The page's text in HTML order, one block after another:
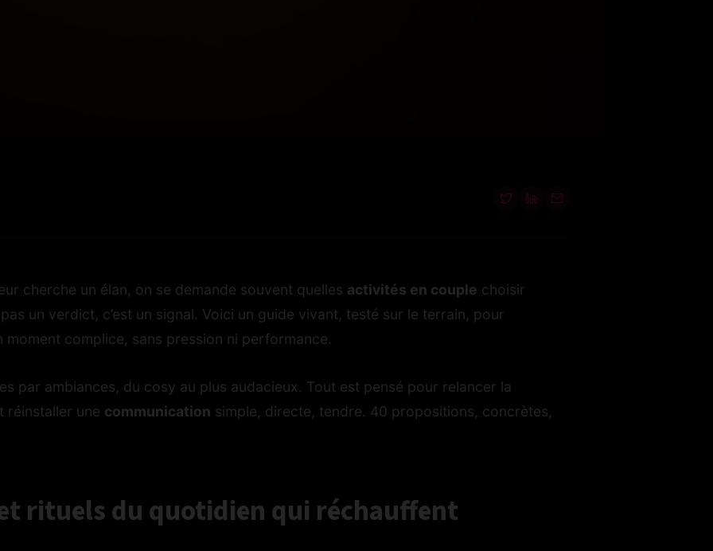
cherche un élan, on se demande souvent quelles activités en couple choisir
pas un verdict, c’est un signal. Voici un guide vivant, testé sur le terrain, pour
complice, sans pression ni performance.
par ambiances, du cosy au plus audacieux. Tout est pensé pour relancer la
réinstaller une communication simple, directe, tendre. 40 propositions, concrètes,
rituels du quotidien qui réchauffent